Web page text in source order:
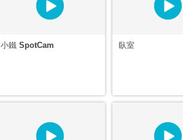
小鐵 SpotCam 臥室